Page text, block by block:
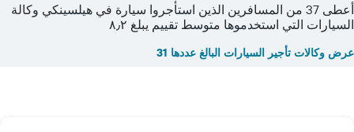
أعطى 37 من المسافرين الذين استأجروا سيارة في هيلسينكي وكالة
السيارات التي استخدموها متوسط تقييم يبلغ ٨٫٢
عرض وكالات تأجير السيارات البالغ عددها 31